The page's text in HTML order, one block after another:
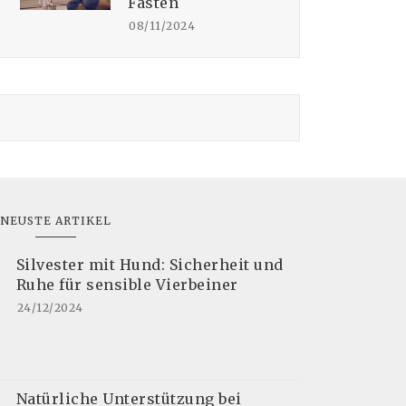
08/11/2024
NEUSTE ARTIKEL
Silvester mit Hund: Sicherheit und
Ruhe für sensible Vierbeiner
24/12/2024
Natürliche Unterstützung bei